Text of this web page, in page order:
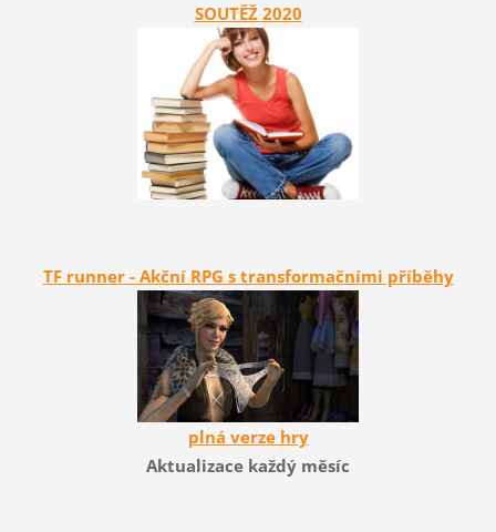
SOUTĚŽ 2020
TF runner - Akční RPG s transformačními příběhy
plná verze hry
Aktualizace každý měsíc